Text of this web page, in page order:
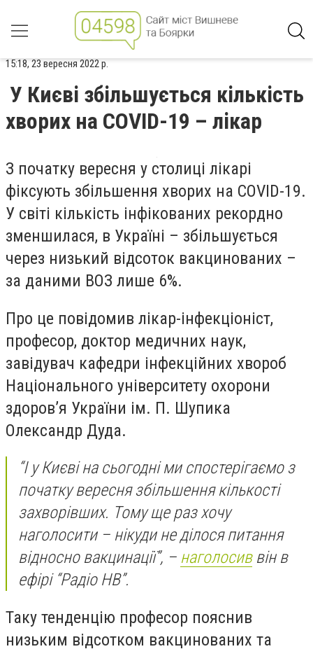
15:18, 23 вересня 2022 р.
У Києві збільшується кількість
хворих на COVID-19 – лікар
З початку вересня у столиці лікарі
фіксують збільшення хворих на COVID-19.
У світі кількість інфікованих рекордно
зменшилася, в Україні – збільшується
через низький відсоток вакцинованих –
за даними ВОЗ лише 6%.
Про це повідомив лікар-інфекціоніст,
професор, доктор медичних наук,
завідувач кафедри інфекційних хвороб
Національного університету охорони
здоров’я України ім. П. Шупика
Олександр Дуда.
“І у Києві на сьогодні ми спостерігаємо з
початку вересня збільшення кількості
захворівших. Тому ще раз хочу
наголосити – нікуди не ділося питання
відносно вакцинації”, – наголосиввін в
ефірі “Радіо НВ”.
Таку тенденцію професор пояснив
низьким відсотком вакцинованих та